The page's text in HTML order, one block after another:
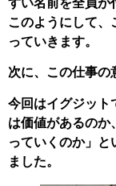
すい名前を全員が
このようにして、
っていきます。
次に、この仕事の
今回はイグジット
は価値があるのか
っていくのか」と
ました。